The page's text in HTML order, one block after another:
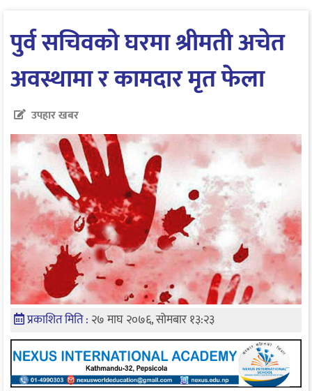
पुर्व सचिवको घरमा श्रीमती अचेत
अवस्थामा र कामदार मृत फेला
उपहार खबर
प्रकाशित मिति : २७ माघ २०७६, सोमबार १३:२३